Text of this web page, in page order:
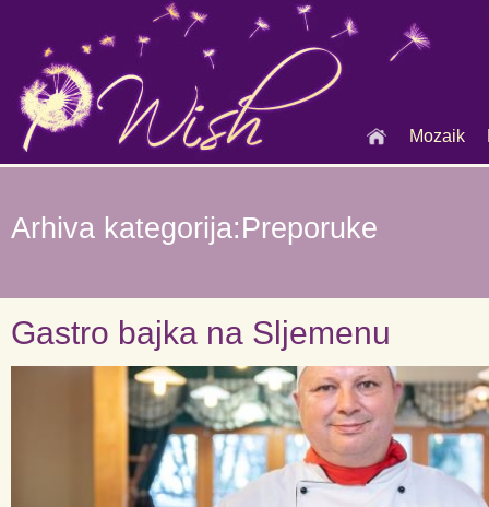
Mozaik
Arhiva kategorija:Preporuke
Gastro bajka na Sljemenu